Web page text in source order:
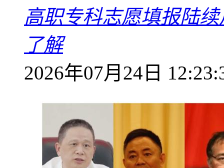
高职专科志愿填报陆
了解
2026年07月24日